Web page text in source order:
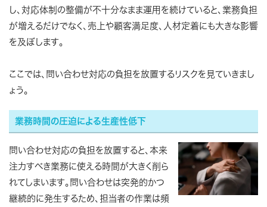
し、対応体制の整備が不十分なまま運用を続けていると、業務負担
が増えるだけでなく、売上や顧客満足度、人材定着にも大きな影響
を及ぼします。
ここでは、問い合わせ対応の負担を放置するリスクを見ていきまし
ょう。
業務時間の圧迫による生産性低下
問い合わせ対応の負担を放置すると、本来
注力すべき業務に使える時間が大きく削ら
れてしまいます。問い合わせは突発的かつ
継続的に発生するため、担当者の作業は頻